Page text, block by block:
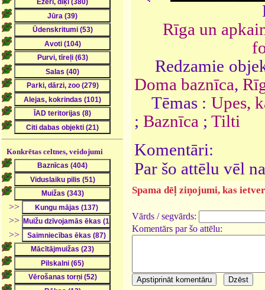
Konkrētas celtnes, veidojumi
>>
>>
>>
Rīga un
Redzamie
Doma baznīca,
Tēmas : Upes,
; Baznīca ; Tilti
Komentāri:
Par šo attēlu vēl
Spama dēļ ziņojumi, kas
Vārds / segvārds:
Komentārs par šo attēlu: